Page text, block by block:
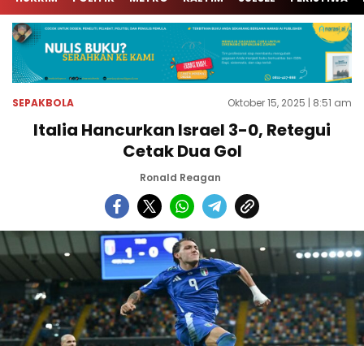
SEPAKBOLA Oktober 15, 2025 | 8:51 am
Italia Hancurkan Israel 3-0, Retegui
Cetak Dua Gol
Ronald Reagan